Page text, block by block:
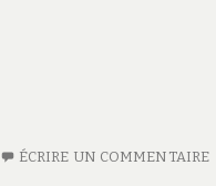
ÉCRIRE UN COMMENTAIRE